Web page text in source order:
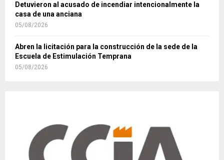
Detuvieron al acusado de incendiar intencionalmente la
casa de una anciana
05/08/2026
Abren la licitación para la construcción de la sede de la
Escuela de Estimulación Temprana
05/08/2026